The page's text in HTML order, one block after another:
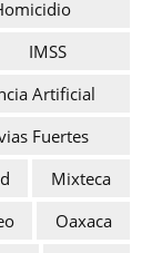
IMSS
Artificial
Fuertes
Mixteca
Oaxaca